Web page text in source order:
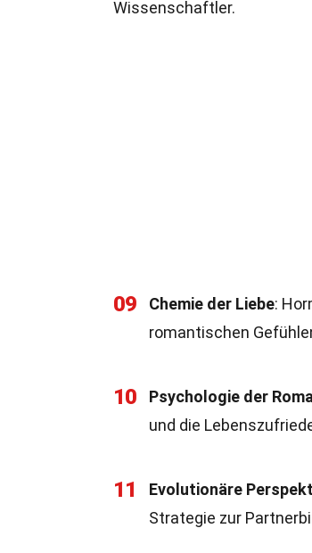
Wissenschaftler.
09 Chemie der Liebe:
romantischen
10 Psychologie der
und die
11 Evolutionäre
Strategie zur